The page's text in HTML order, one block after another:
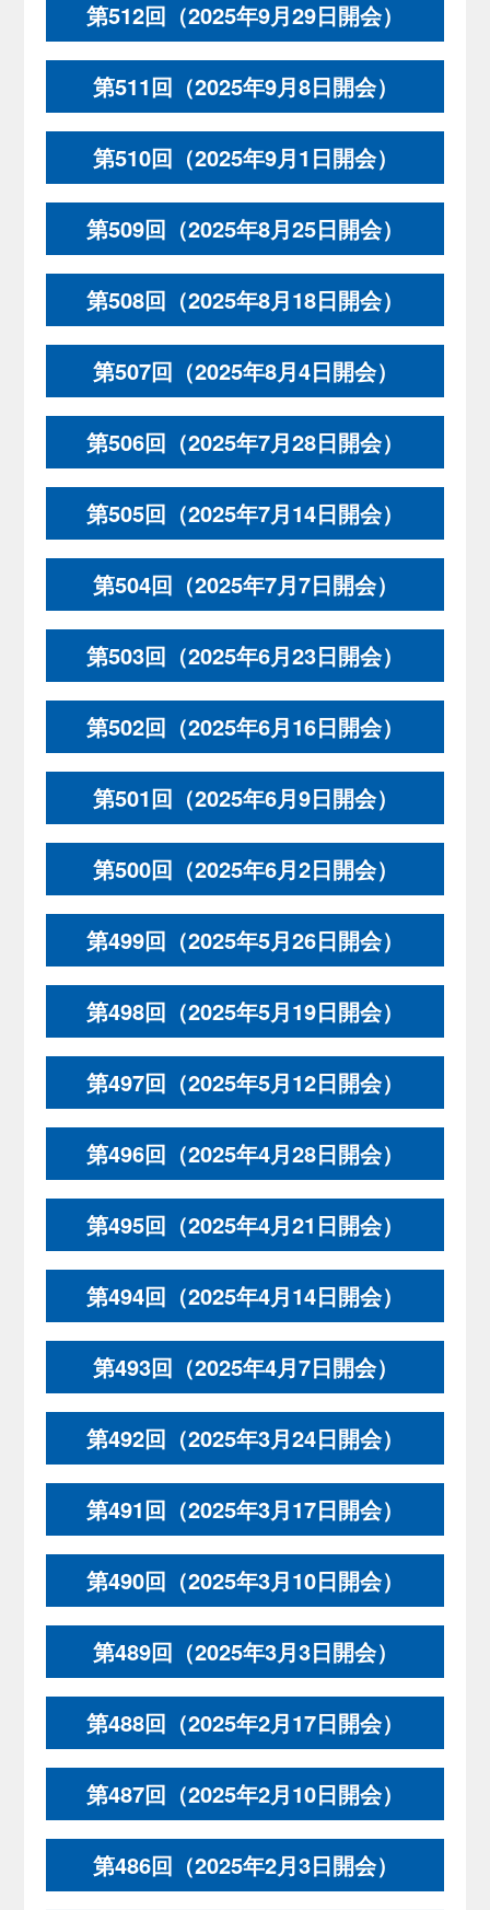
第512回（2025年9月29日開会）
第511回（2025年9月8日開会）
第510回（2025年9月1日開会）
第509回（2025年8月25日開会）
第508回（2025年8月18日開会）
第507回（2025年8月4日開会）
第506回（2025年7月28日開会）
第505回（2025年7月14日開会）
第504回（2025年7月7日開会）
第503回（2025年6月23日開会）
第502回（2025年6月16日開会）
第501回（2025年6月9日開会）
第500回（2025年6月2日開会）
第499回（2025年5月26日開会）
第498回（2025年5月19日開会）
第497回（2025年5月12日開会）
第496回（2025年4月28日開会）
第495回（2025年4月21日開会）
第494回（2025年4月14日開会）
第493回（2025年4月7日開会）
第492回（2025年3月24日開会）
第491回（2025年3月17日開会）
第490回（2025年3月10日開会）
第489回（2025年3月3日開会）
第488回（2025年2月17日開会）
第487回（2025年2月10日開会）
第486回（2025年2月3日開会）